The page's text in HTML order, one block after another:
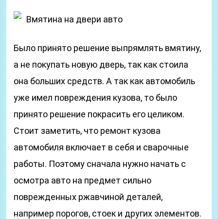
Вмятина на двери авто
Было принято решение выпрямлять вмятину,
а не покупать новую дверь, так как стоила
она больших средств. А так как автомобиль
уже имел повреждения кузова, то было
принято решение покрасить его целиком.
Стоит заметить, что ремонт кузова
автомобиля включает в себя и сварочные
работы. Поэтому сначала нужно начать с
осмотра авто на предмет сильно
поврежденных ржавчиной деталей,
например порогов, стоек и других элементов.